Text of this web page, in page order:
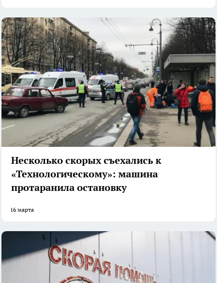
Несколько скорых съехались к
«Технологическому»: машина
протаранила остановку
16 марта